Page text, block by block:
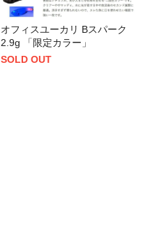
オフィスユーカリ Bスパーク
2.9g 「限定カラー」
SOLD OUT